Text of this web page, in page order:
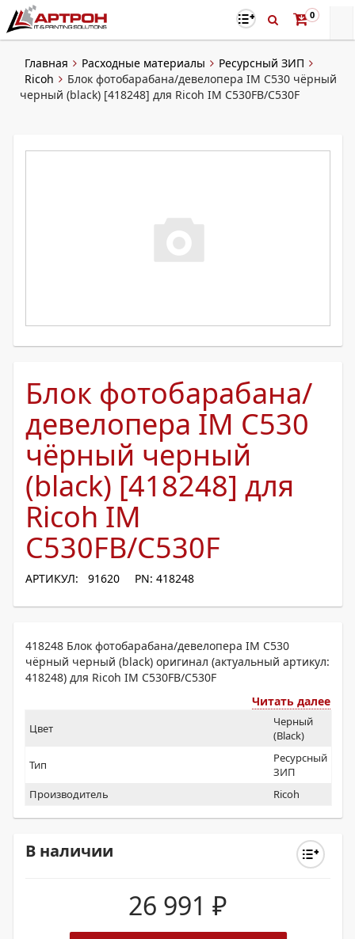
0
Главная Расходные материалы
Ресурсный ЗИП
Ricoh
Блок фотобарабана/девелопера IM C530 чёрный
черный (black) [418248] для Ricoh IM C530FB/C530F
Блок фотобарабана/
девелопера IM C530
чёрный черный
(black) [418248] для
Ricoh IM
C530FB/C530F
АРТИКУЛ: 91620 PN: 418248
418248 Блок фотобарабана/девелопера IM C530
чёрный черный (black) оригинал (актуальный артикул:
418248) для Ricoh IM C530FB/C530F
Читать далее
Цвет
Черный
(Black)
Тип
Ресурсный
ЗИП
Производитель
Ricoh
В наличии
26 991 ₽